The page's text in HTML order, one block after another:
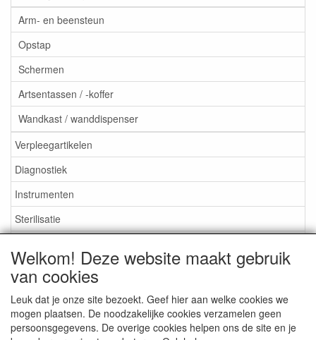
Arm- en beensteun
Opstap
Schermen
Artsentassen / -koffer
Wandkast / wanddispenser
Verpleegartikelen
Diagnostiek
Instrumenten
Sterilisatie
Aktieartikelen
Welkom! Deze website maakt gebruik
van cookies
Leuk dat je onze site bezoekt. Geef hier aan welke cookies we
mogen plaatsen. De noodzakelijke cookies verzamelen geen
persoonsgegevens. De overige cookies helpen ons de site en je